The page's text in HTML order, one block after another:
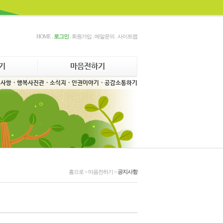
HOME 로그인 회원가입 메일문의 사이트맵
마음전하기
항 · 행복사진관 · 소식지 · 인권이야기 · 공감소통하기
홈으로 >마음전하기 >공지사항